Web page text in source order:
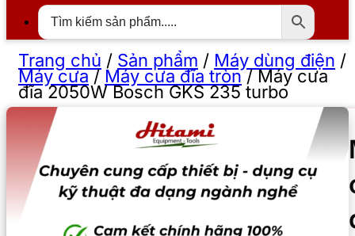
Trang chủ / Sản phẩm / Máy dùng điện /
Máy cưa/ Máy cưa đĩa tròn/Máy cưa
đĩa 2050W Bosch GKS 235 turbo